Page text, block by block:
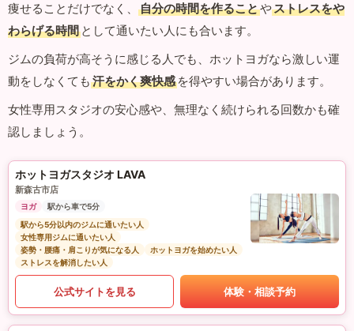
痩せることだけでなく、
自分の時間を作ることやストレスをや
わらげる時間 として通いたい人にも合います。
ジムの負荷が高そうに感じる人でも、ホットヨガなら激しい運
動をしなくても 汗をかく爽快感 を得やすい場合があります。
女性専用スタジオの安心感や、無理なく続けられる回数かも確
認しましょう。
ホットヨガスタジオ LAVA
新森古市店
ヨガ
駅から車で5分
駅から5分以内のジムに通いたい人
女性専用ジムに通いたい人
姿勢・腰痛・肩こりが気になる人
ホットヨガを始めたい人
ストレスを解消したい人
公式サイトを見る 体験・相談予約